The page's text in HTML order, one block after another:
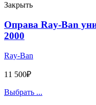
Закрыть
Оправа Ray-Ban
2000
Ray-Ban
11 500₽
Выбрать ...